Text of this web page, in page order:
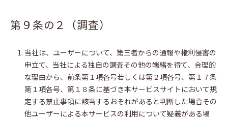
第９条の２（調査）
当社は、ユーザーについて、第三者からの通報や権利侵害の
申立て、当社による独自の調査その他の端緒を得て、合理的
な理由から、前条第１項各号若しくは第２項各号、第１７条
第１項各号、第１８条に基づき本サービスサイトにおいて規
定する禁止事項に該当するおそれがあると判断した場合その
他ユーザーによる本サービスの利用について疑義がある場